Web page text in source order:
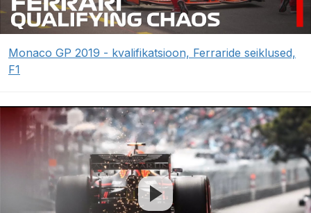
Monaco GP 2019 - kvalifikatsioon, Ferraride seiklused,
F1